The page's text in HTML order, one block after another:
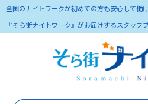
全国のナイトワークが初めての方も安心して働
『そら街ナイトワーク』がお届けするスタッフ